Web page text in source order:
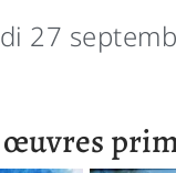
27
œuvres